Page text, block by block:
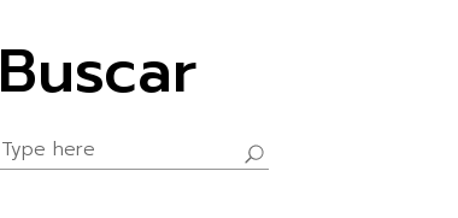
Buscar
Search
for: